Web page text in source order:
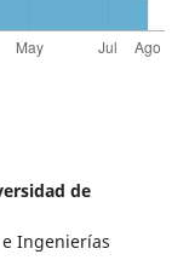
de
Ingenierías